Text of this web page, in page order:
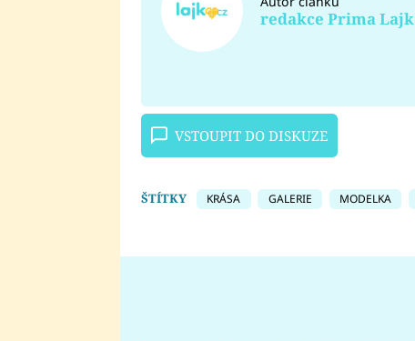
redakce Prima Lajk
VSTOUPIT DO DISKUZE
ŠTÍTKY KRÁSA GALERIE MODELKA